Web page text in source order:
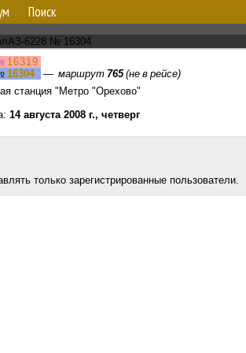
Поиск
16319
16304 — маршрут 765(не в рейсе)
станция "Метро "Орехово"
14 августа 2008 г., четверг
только зарегистрированные пользователи.